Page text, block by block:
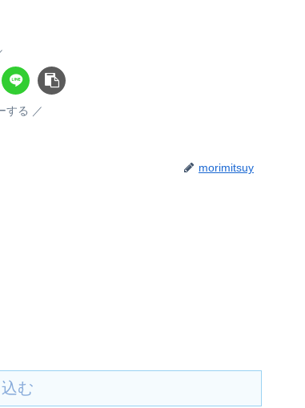
する
morimitsuy
む